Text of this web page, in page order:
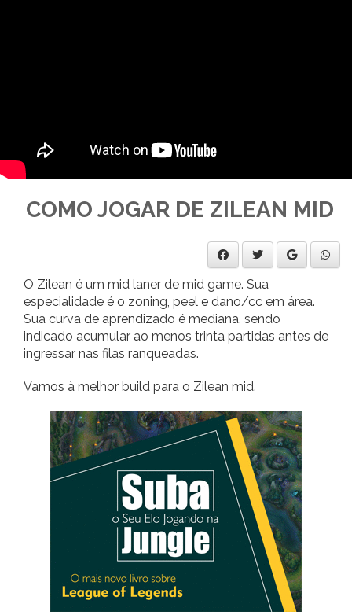
COMO JOGAR DE ZILEAN MID
O Zilean é um mid laner de mid game. Sua
especialidade é o zoning, peel e dano/cc em área.
Sua curva de aprendizado é mediana, sendo
indicado acumular ao menos trinta partidas antes de
ingressar nas filas ranqueadas.
Vamos à melhor build para o Zilean mid.